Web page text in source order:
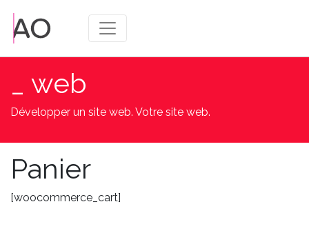
_ web
Développer un site web. Votre site web.
Panier
[woocommerce_cart]